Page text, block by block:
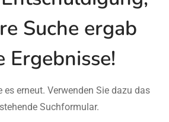
Suche ergab
Ergebnisse!
es erneut. Verwenden Sie dazu das
Suchformular.